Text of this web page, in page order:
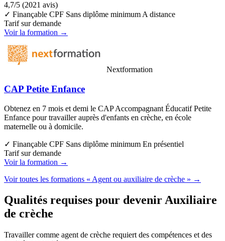
4,7/5 (2021 avis)
✓ Finançable CPF Sans diplôme minimum A distance
Tarif sur demande
Voir la formation →
Nextformation
CAP Petite Enfance
Obtenez en 7 mois et demi le CAP Accompagnant Éducatif Petite
Enfance pour travailler auprès d'enfants en crèche, en école
maternelle ou à domicile.
✓ Finançable CPF Sans diplôme minimum En présentiel
Tarif sur demande
Voir la formation →
Voir toutes les formations « Agent ou auxiliaire de crèche » →
Qualités requises pour devenir Auxiliaire
de crèche
Travailler comme agent de crèche requiert des compétences et des